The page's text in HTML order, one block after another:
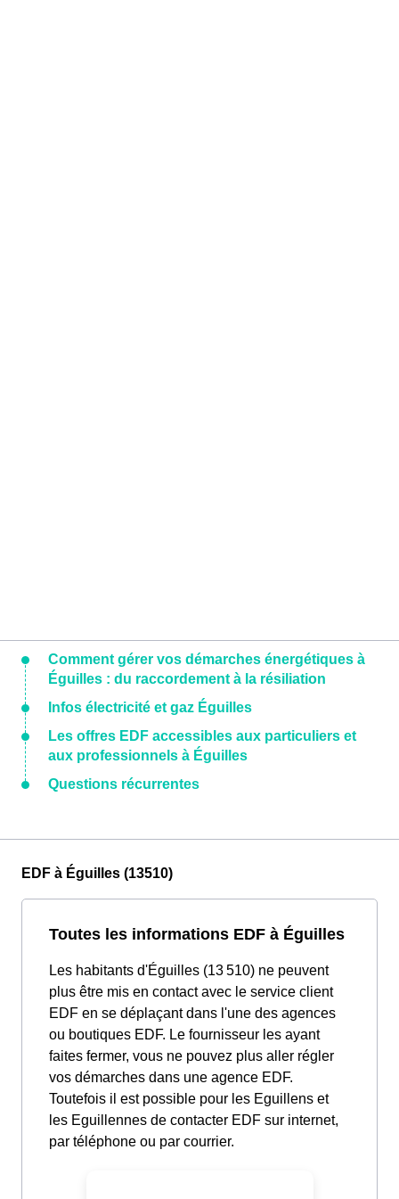
Comment gérer vos démarches énergétiques à
Éguilles : du raccordement à la résiliation
Infos électricité et gaz Éguilles
Les offres EDF accessibles aux particuliers et
aux professionnels à Éguilles
Questions récurrentes
EDF à Éguilles (13510)
Toutes les informations EDF à Éguilles
Les habitants d'Éguilles (13 510) ne peuvent
plus être mis en contact avec le service client
EDF en se déplaçant dans l'une des agences
ou boutiques EDF. Le fournisseur les ayant
faites fermer, vous ne pouvez plus aller régler
vos démarches dans une agence EDF.
Toutefois il est possible pour les Eguillens et
les Eguillennes de contacter EDF sur internet,
par téléphone ou par courrier.